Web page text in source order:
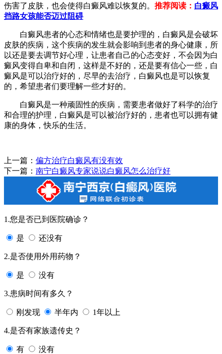
伤害了皮肤，也会使得白癜风难以恢复的。 推荐阅读： 白癜风
挡路女孩能否迈过阻碍
白癜风患者的心态和情绪也是要护理的，白癜风是会破坏
皮肤的疾病，这个疾病的发生就会影响到患者的身心健康，所
以还是要去调节好心理，让患者自己的心态变好，不会因为白
癜风变得自卑和自闭，这样是不好的，还是要有信心一些，白
癜风是可以治疗好的，尽早的去治疗，白癜风也是可以恢复
的，希望患者们要理解一些才好的。
白癜风是一种顽固性的疾病，需要患者做好了科学的治疗
和合理的护理，白癜风是可以被治疗好的，患者也可以拥有健
康的身体，快乐的生活。
上一篇： 偏方治疗白癜风有没有效
下一篇： 南宁白癜风专家说说白癜风怎么治疗好
1.您是否已到医院确诊？
是 还没有
2.是否使用外用药物？
是 没有
3.患病时间有多久？
刚发现 半年内 1年以上
4.是否有家族遗传史？
有 没有